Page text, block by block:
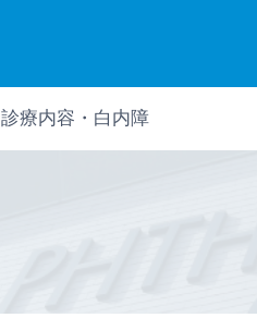
診療内容・白内障